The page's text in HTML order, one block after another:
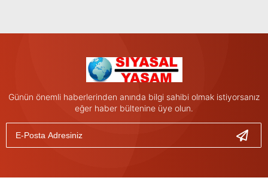
Günün önemli haberlerinden anında bilgi sahibi olmak istiyorsanız
eğer haber bültenine üye olun.